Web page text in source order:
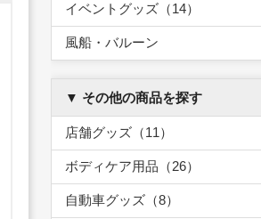
イベントグッズ（14）
風船・バルーン
▼ その他の商品を探す
店舗グッズ（11）
ボディケア用品（26）
自動車グッズ（8）